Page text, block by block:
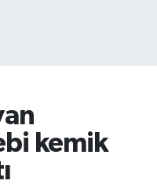
kemik